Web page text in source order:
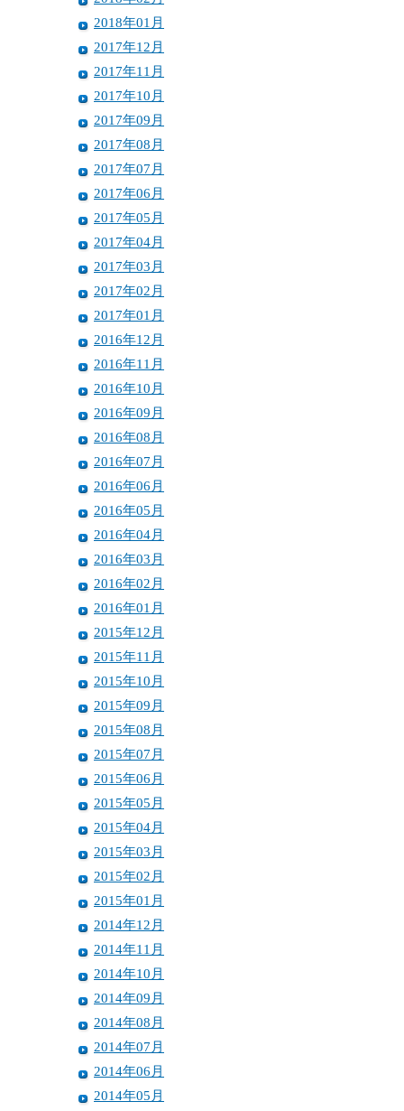
2018年01月
2017年12月
2017年11月
2017年10月
2017年09月
2017年08月
2017年07月
2017年06月
2017年05月
2017年04月
2017年03月
2017年02月
2017年01月
2016年12月
2016年11月
2016年10月
2016年09月
2016年08月
2016年07月
2016年06月
2016年05月
2016年04月
2016年03月
2016年02月
2016年01月
2015年12月
2015年11月
2015年10月
2015年09月
2015年08月
2015年07月
2015年06月
2015年05月
2015年04月
2015年03月
2015年02月
2015年01月
2014年12月
2014年11月
2014年10月
2014年09月
2014年08月
2014年07月
2014年06月
2014年05月